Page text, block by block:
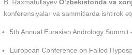
B. Raxmatullayev O‘zbekistonda va
konferensiyalar va sammitlarda ishtirok
5th Annual Eurasian Andrology Summit
European Conference on Failed